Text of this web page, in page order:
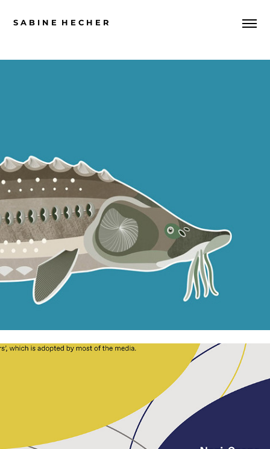
S A B I N E  H E C H E R
DONAUSCHWÄBISCHES ZENTRALMUSEUM